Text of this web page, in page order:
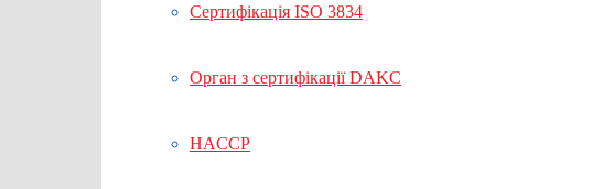
Сертифікація ISO 3834
Орган з сертифікації DAKC
HACCP